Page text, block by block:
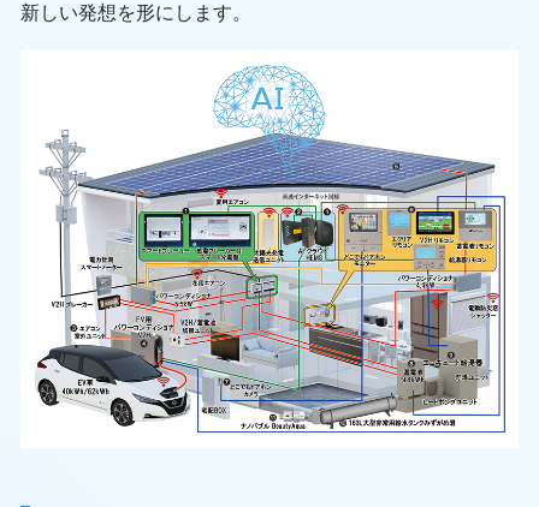
新しい発想を形にします。